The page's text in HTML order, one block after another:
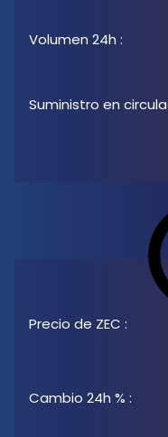
Volumen 24h :
Suministro en
Precio de ZEC :
Cambio 24h % :